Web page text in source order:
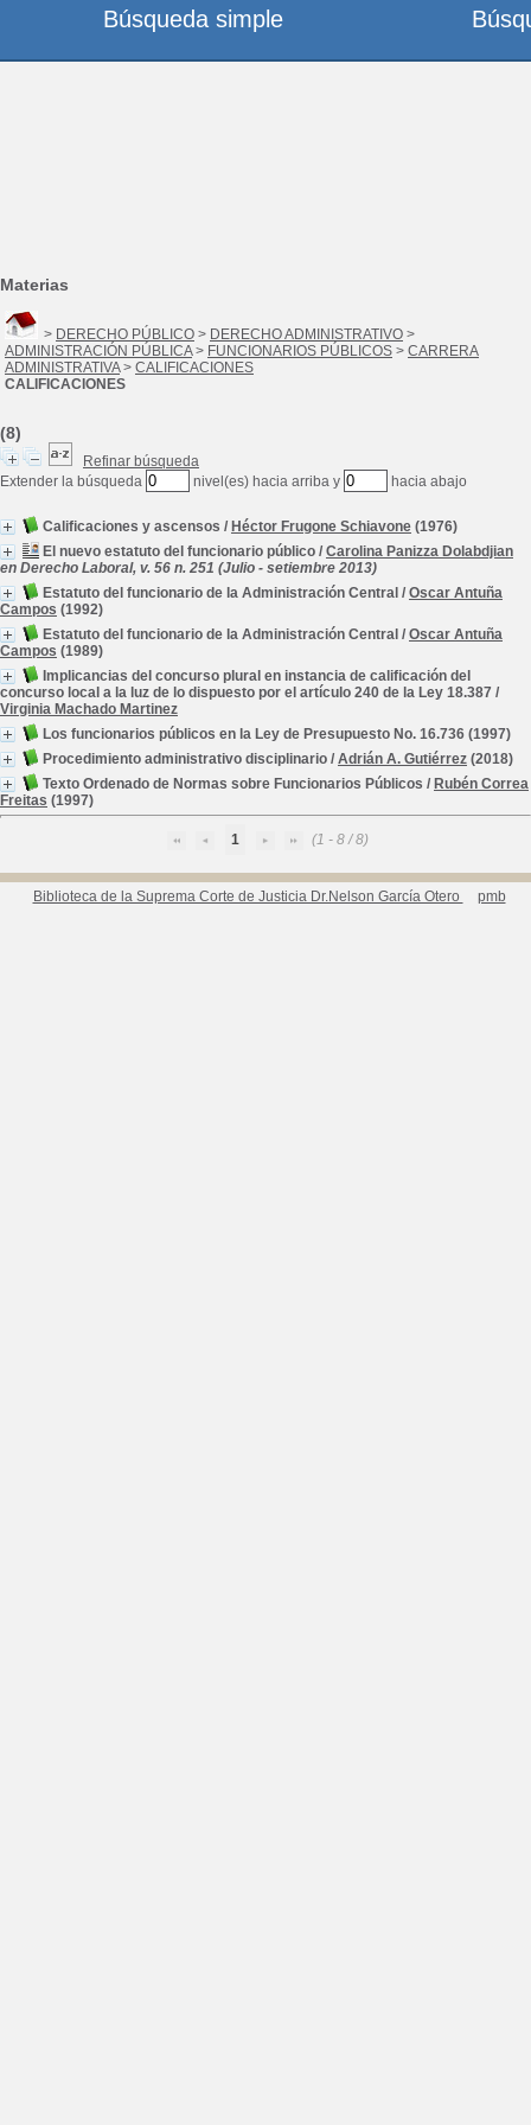
Materias
> DERECHO PÚBLICO > DERECHO ADMINISTRATIVO >
ADMINISTRACIÓN PÚBLICA> FUNCIONARIOS PÚBLICOS > CARRERA
ADMINISTRATIVA> CALIFICACIONES
CALIFICACIONES
(8)
Refinar búsqueda
Extender la búsqueda
nivel(es) hacia arriba y hacia abajo
Calificaciones y ascensos / Héctor Frugone Schiavone (1976)
El nuevo estatuto del funcionario público / Carolina Panizza Dolabdjian
en Derecho Laboral, v. 56 n. 251 (Julio - setiembre 2013)
Estatuto del funcionario de la Administración Central / Oscar Antuña
Campos (1992)
Estatuto del funcionario de la Administración Central / Oscar Antuña
Campos (1989)
Implicancias del concurso plural en instancia de calificación del
concurso local a la luz de lo dispuesto por el artículo 240 de la Ley 18.387 /
Virginia Machado Martinez
Los funcionarios públicos en la Ley de Presupuesto No. 16.736 (1997)
Procedimiento administrativo disciplinario / Adrián A. Gutiérrez (2018)
Texto Ordenado de Normas sobre Funcionarios Públicos / Rubén Correa
Freitas (1997)
1 (1 - 8 / 8)
Biblioteca de la Suprema Corte de Justicia Dr.Nelson García Otero pmb
Búsqueda simple